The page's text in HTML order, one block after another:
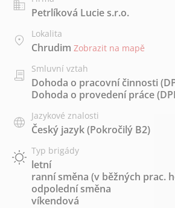
Petrlíková Lucie s.r.o.
Lokalita
Chrudim Zobrazit na mapě
Smluvní vztah
Dohoda o pracovní činnosti
Dohoda o provedení práce
Jazykové znalosti
Český jazyk(Pokročilý B2)
Typ brigády
letní
ranní směna (v běžných prac.
odpolední směna
víkendová